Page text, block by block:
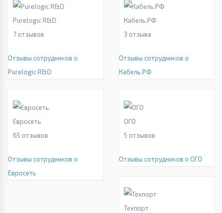
Purelogic R&D
7 отзывов
Отзывы сотрудников о
Purelogic R&D
Кабель.РФ
3 отзыва
Отзывы сотрудников о
Кабель.РФ
Евросеть
65 отзывов
Отзывы сотрудников о
Евросеть
ОГО
5 отзывов
Отзывы сотрудников о ОГО
Техпорт